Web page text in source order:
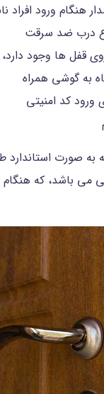
هنگام ورود
درب ضد سرقت
قفل ها وجود
به گوشی همراه
ورود کد امنیتی
استاندارد
می باشد، که هنگام